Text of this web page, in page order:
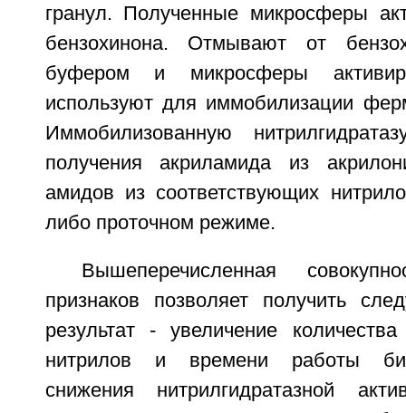
гранул. Полученные микросферы
бензохинона. Отмывают от
буфером и микросферы
используют для иммобилизации
Иммобилизованную
получения акриламида из
амидов из соответствующих
либо проточном режиме.
Вышеперечисленная
признаков позволяет получить
результат - увеличение
нитрилов и времени работы
снижения нитрилгидратазной